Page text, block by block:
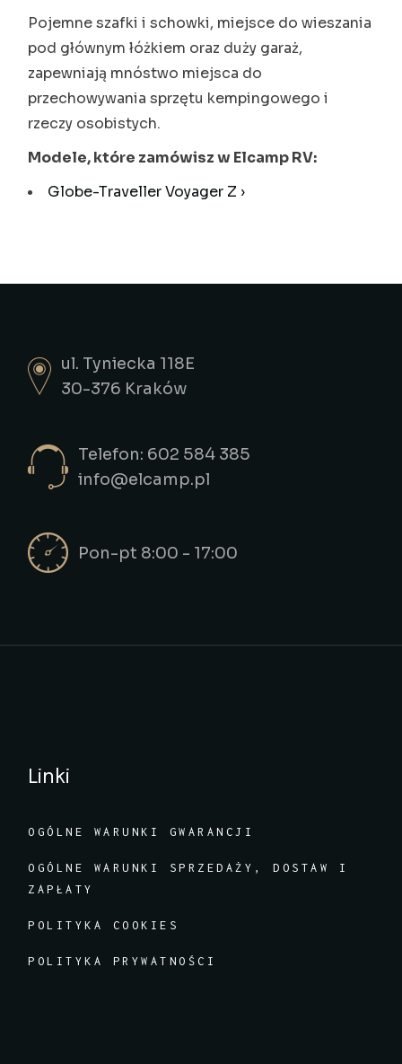
Pojemne szafki i schowki, miejsce do wieszania
pod głównym łóżkiem oraz duży garaż,
zapewniają mnóstwo miejsca do
przechowywania sprzętu kempingowego i
rzeczy osobistych.
Modele, które zamówisz w Elcamp RV:
Globe-Traveller Voyager Z ›
ul. Tyniecka 118E
30-376 Kraków
Telefon: 602 584 385
info@elcamp.pl
Pon-pt 8:00 - 17:00
Linki
OGÓLNE WARUNKI GWARANCJI
OGÓLNE WARUNKI SPRZEDAŻY, DOSTAW I
ZAPŁATY
POLITYKA COOKIES
POLITYKA PRYWATNOŚCI